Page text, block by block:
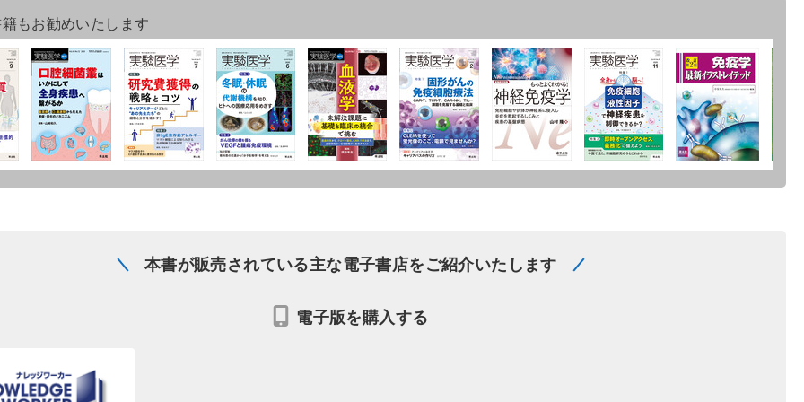
もお勧めいたします
本書が販売されている主な電子書店をご紹介いたします
電子版を購入する